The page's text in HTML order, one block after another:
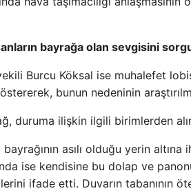
bayrağa olan sevgisini
Burcu Köksal ise muhalefet
bunun nedeninin
duruma ilişkin ilgili birimlerden
asılı olduğu yerin
ise kendisine bu dolap ve
ifade etti. Duvarın tabanının